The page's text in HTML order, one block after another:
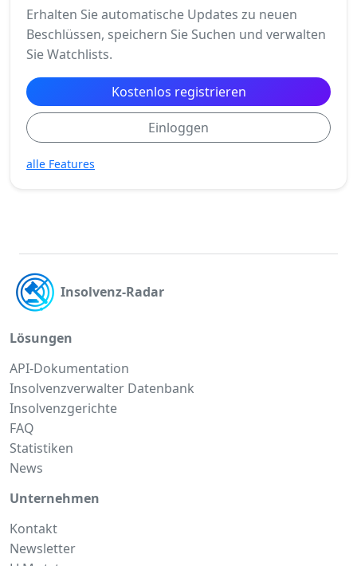
Erhalten Sie automatische Updates zu neuen
Beschlüssen, speichern Sie Suchen und verwalten
Sie Watchlists.
Kostenlos registrieren
Einloggen
alle Features
Insolvenz-Radar
Lösungen
API-Dokumentation
Insolvenzverwalter Datenbank
Insolvenzgerichte
FAQ
Statistiken
News
Unternehmen
Kontakt
Newsletter